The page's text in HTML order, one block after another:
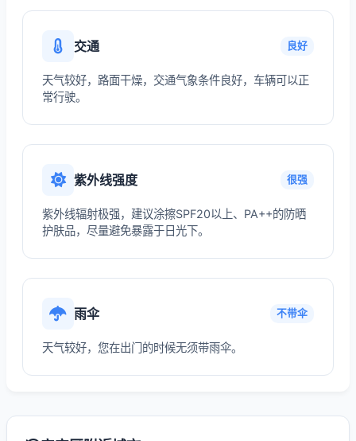
交通 良好
天气较好，路面干燥，交通气象条件良好，车辆可以正
常行驶。
紫外线强度 很强
紫外线辐射极强，建议涂擦SPF20以上、PA++的防晒
护肤品，尽量避免暴露于日光下。
雨伞 不带伞
天气较好，您在出门的时候无须带雨伞。